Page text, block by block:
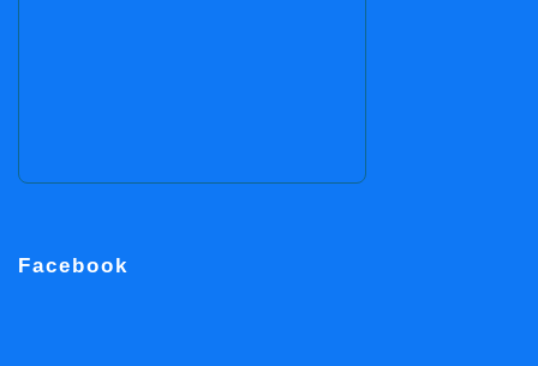
Facebook